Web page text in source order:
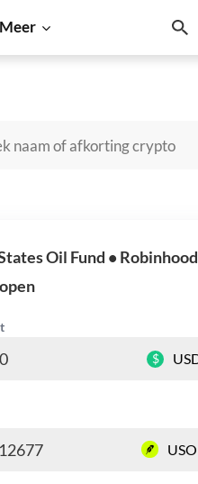
Meer
Dogecoin
Oil Fund • Robinhood
$